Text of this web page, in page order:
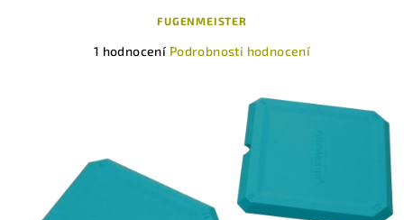
FUGENMEISTER
1 hodnocení Podrobnosti hodnocení